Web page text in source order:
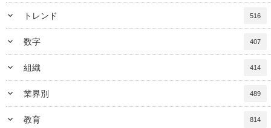
keyboard_arrow_down トレンド 516
keyboard_arrow_down 数字 407
keyboard_arrow_down 組織 414
keyboard_arrow_down 業界別 489
keyboard_arrow_down 教育 814